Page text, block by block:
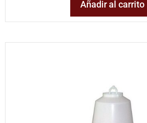
Añadir al carrito